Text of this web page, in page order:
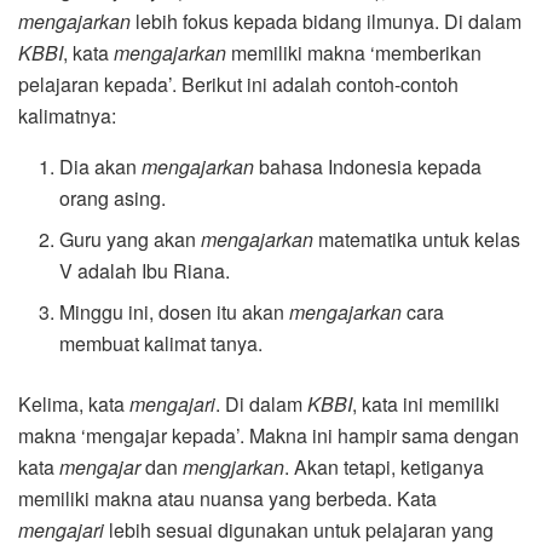
mengajarkan lebih fokus kepada bidang ilmunya. Di dalam
KBBI, katamengajarkan memiliki makna ‘memberikan
pelajaran kepada’. Berikut ini adalah contoh-contoh
kalimatnya:
Dia akanmengajarkanbahasa Indonesia kepada
orang asing.
Guru yang akanmengajarkan matematika untuk kelas
V adalah Ibu Riana.
Minggu ini, dosen itu akanmengajarkancara
membuat kalimat tanya.
Kelima, katamengajari. Di dalamKBBI, kata ini memiliki
makna ‘mengajar kepada’. Makna ini hampir sama dengan
katamengajardan mengjarkan. Akan tetapi, ketiganya
memiliki makna atau nuansa yang berbeda. Kata
mengajari lebih sesuai digunakan untuk pelajaran yang